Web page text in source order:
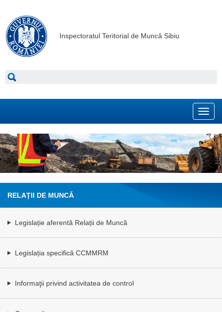
Inspectoratul Teritorial de Muncă Sibiu
RELAŢII DE MUNCĂ
Legislație aferentă Relații de Muncă
Legislația specifică CCMMRM
Informaţii privind activitatea de control